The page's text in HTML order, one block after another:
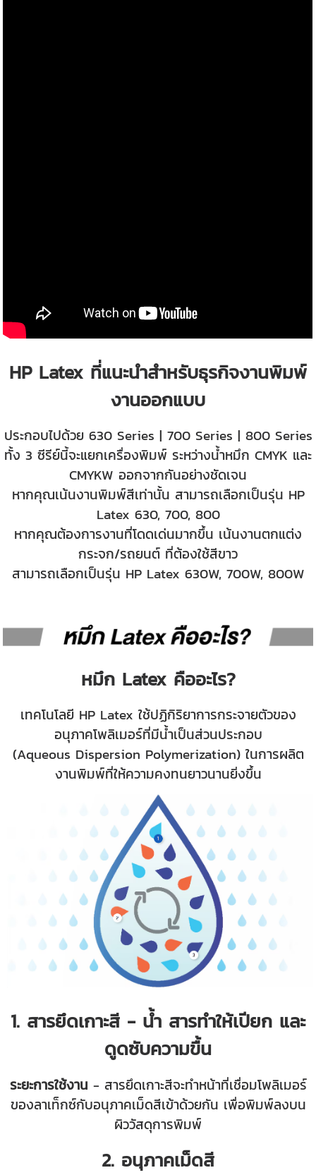
HP Latex ที่แนะนำสำหรับธุรกิจงานพิมพ์
งานออกแบบ
ประกอบไปด้วย 630 Series | 700 Series | 800 Series
ทั้ง 3 ซีรีย์นี้จะแยกเครื่องพิมพ์ ระหว่างน้ำหมึก CMYK และ
CMYKW ออกจากกันอย่างชัดเจน
หากคุณเน้นงานพิมพ์สีเท่านั้น สามารถเลือกเป็นรุ่น HP
Latex 630, 700, 800
หากคุณต้องการงานที่โดดเด่นมากขึ้น เน้นงานตกแต่ง
กระจก/รถยนต์ ที่ต้องใช้สีขาว
สามารถเลือกเป็นรุ่น HP Latex 630W, 700W, 800W
หมึก Latex คืออะไร?
เทคโนโลยี HP Latex ใช้ปฏิกิริยาการกระจายตัวของ
อนุภาคโพลิเมอร์ที่มีน้ำเป็นส่วนประกอบ
(Aqueous Dispersion Polymerization) ในการผลิต
งานพิมพ์ที่ให้ความคงทนยาวนานยิ่งขึ้น
1. สารยึดเกาะสี - น้ำ สารทำให้เปียก และ
ดูดซับความขื้น
ระยะการใช้งาน - สารยึดเกาะสีจะทำหน้าที่เชื่อมโพลิเมอร์
ของลาเท็กซ์กับอนุภาคเม็ดสีเข้าด้วยกัน เพื่อพิมพ์ลงบน
ผิววัสดุการพิมพ์
2. อนุภาคเม็ดสี